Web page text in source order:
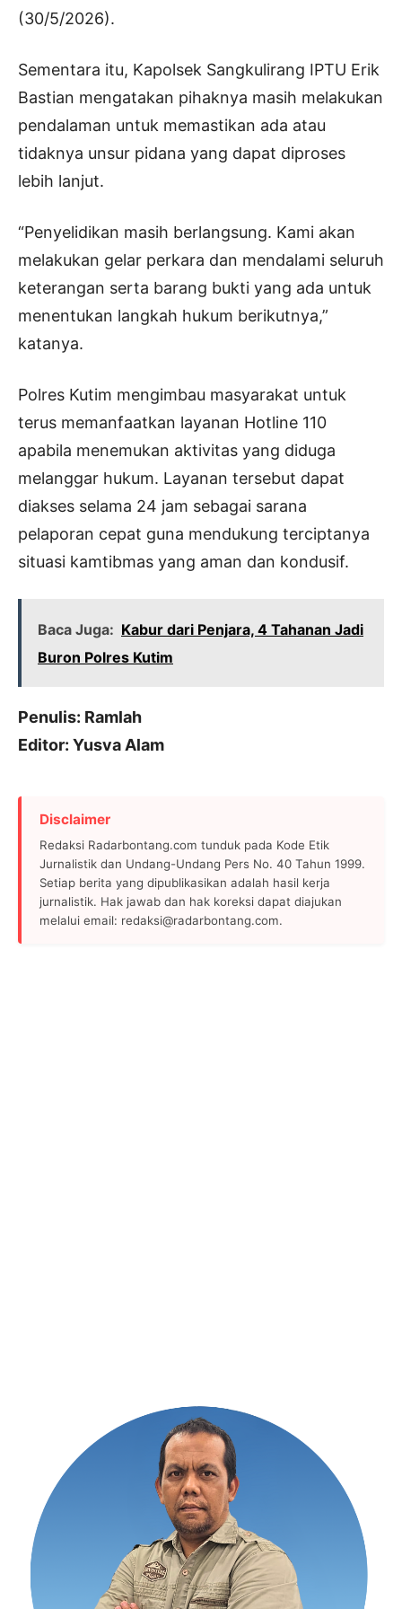
(30/5/2026).
Sementara itu, Kapolsek Sangkulirang IPTU Erik
Bastian mengatakan pihaknya masih melakukan
pendalaman untuk memastikan ada atau
tidaknya unsur pidana yang dapat diproses
lebih lanjut.
“Penyelidikan masih berlangsung. Kami akan
melakukan gelar perkara dan mendalami seluruh
keterangan serta barang bukti yang ada untuk
menentukan langkah hukum berikutnya,”
katanya.
Polres Kutim mengimbau masyarakat untuk
terus memanfaatkan layanan Hotline 110
apabila menemukan aktivitas yang diduga
melanggar hukum. Layanan tersebut dapat
diakses selama 24 jam sebagai sarana
pelaporan cepat guna mendukung terciptanya
situasi kamtibmas yang aman dan kondusif.
Baca Juga: Kabur dari Penjara, 4 Tahanan Jadi
Buron Polres Kutim
Penulis: Ramlah
Editor: Yusva Alam
Disclaimer
Redaksi Radarbontang.com tunduk pada Kode Etik
Jurnalistik dan Undang-Undang Pers No. 40 Tahun 1999.
Setiap berita yang dipublikasikan adalah hasil kerja
jurnalistik. Hak jawab dan hak koreksi dapat diajukan
melalui email: redaksi@radarbontang.com.